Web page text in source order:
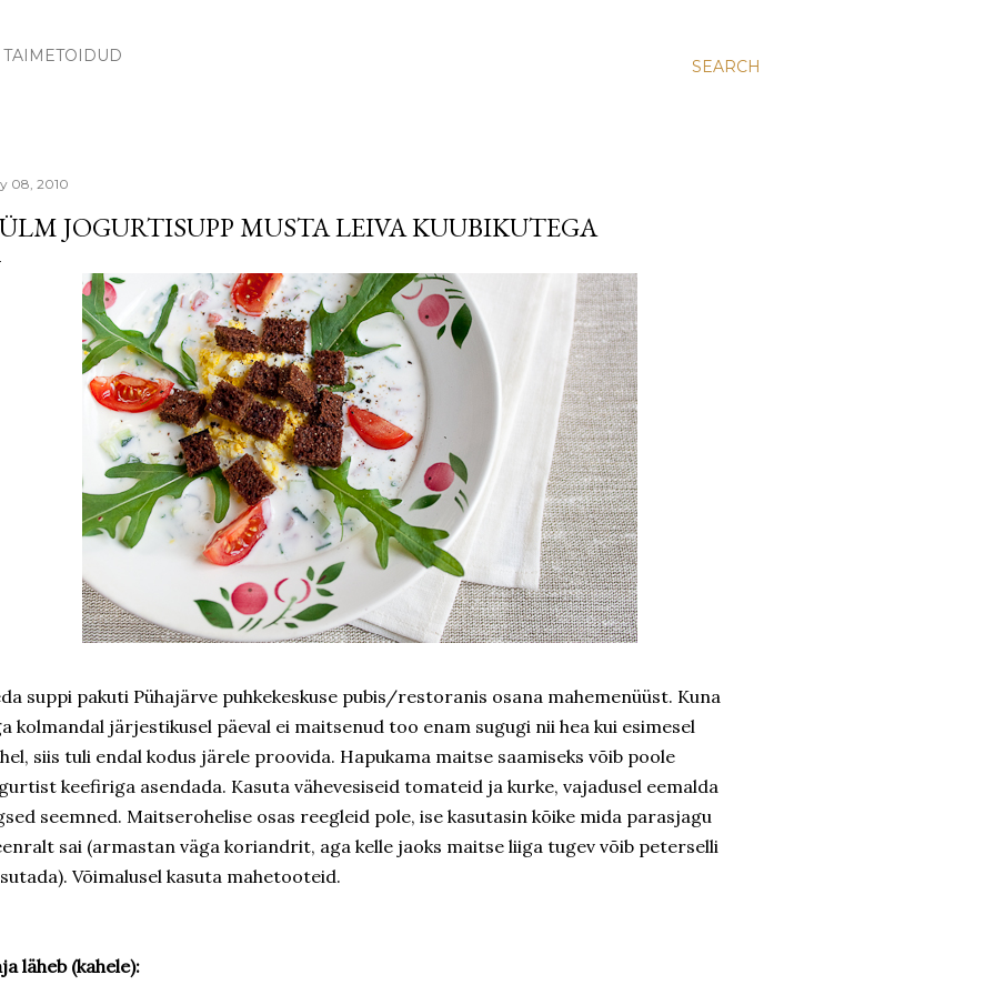
SEARCH
TAIMETOIDUD
08, 2010
JOGURTISUPP MUSTA LEIVA KUUBIKUTEGA
suppi pakuti Pühajärve puhkekeskuse pubis/restoranis osana mahemenüüst. Kuna
kolmandal järjestikusel päeval ei maitsenud too enam sugugi nii hea kui esimesel
siis tuli endal kodus järele proovida. Hapukama maitse saamiseks võib poole
keefiriga asendada. Kasuta vähevesiseid tomateid ja kurke, vajadusel eemalda
seemned. Maitserohelise osas reegleid pole, ise kasutasin kõike mida parasjagu
sai (armastan väga koriandrit, aga kelle jaoks maitse liiga tugev võib peterselli
Võimalusel kasuta mahetooteid.
läheb (kahele):